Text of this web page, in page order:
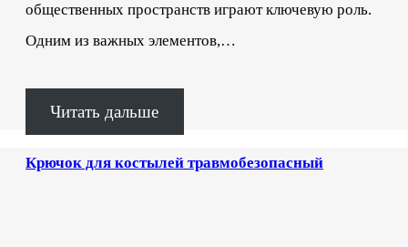
общественных пространств играют ключевую роль.
Одним из важных элементов,…
Читать дальше
Крючок для костылей травмобезопасный